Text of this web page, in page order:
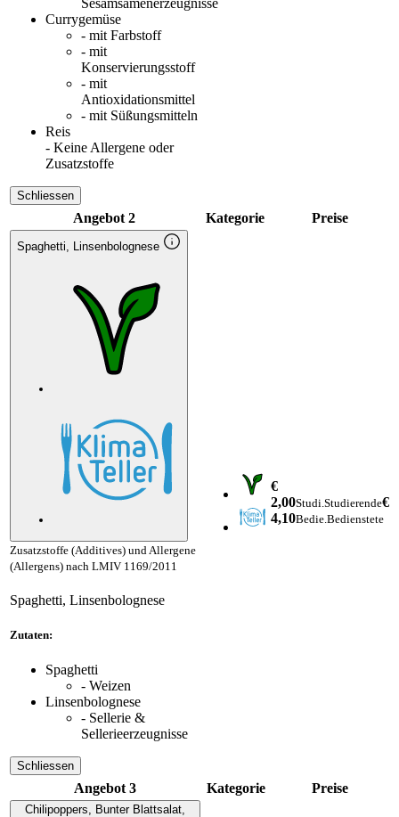
Sesamsamenerzeugnisse
Currygemüse
- mit Farbstoff
- mit
Konservierungsstoff
- mit
Antioxidationsmittel
- mit Süßungsmitteln
Reis
- Keine Allergene oder
Zusatzstoffe
Schliessen
Angebot 2 Kategorie Preise
Spaghetti, Linsenbolognese
Zusatzstoffe (Additives) und Allergene
(Allergens) nach LMIV 1169/2011
Spaghetti, Linsenbolognese
Zutaten:
Spaghetti
- Weizen
Linsenbolognese
- Sellerie &
Sellerieerzeugnisse
Schliessen
€
2,00Studi. Studierende€
4,10Bedie. Bedienstete
Angebot 3 Kategorie Preise
Chilipoppers, Bunter Blattsalat,